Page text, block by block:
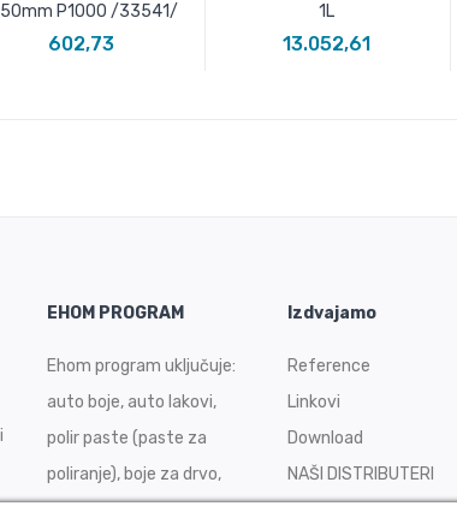
P1000 /33541/
602,73
1L
13.052,61
EHOM PROGRAM
Ehom program uključuje:
auto boje, auto lakovi,
polir paste (paste za
poliranje), boje za drvo,
Izdvajamo
Reference
Linkovi
Download
NAŠI DISTRIBUTERI